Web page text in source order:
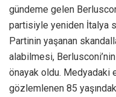
gündeme gelen
partisiyle yeniden İtalya
Partinin yaşanan
alabilmesi,
önayak oldu. Medyadaki
gözlemlenen 85